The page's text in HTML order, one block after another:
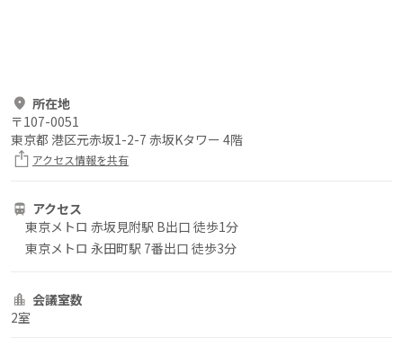
所在地
〒107-0051
東京都 港区元赤坂1-2-7 赤坂Kタワー 4階
アクセス情報を共有
アクセス
東京メトロ 赤坂見附駅 B出口 徒歩1分
東京メトロ 永田町駅 7番出口 徒歩3分
会議室数
2室